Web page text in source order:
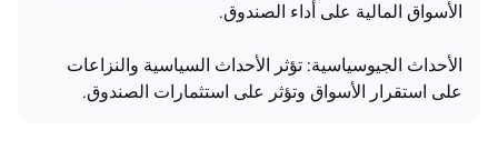
الأسواق المالية على أداء الصندوق.
الأحداث الجيوسياسية: تؤثر الأحداث السياسية والنزاعات
على استقرار الأسواق وتؤثر على استثمارات الصندوق.